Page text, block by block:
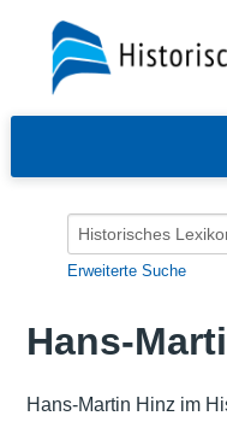
Erweiterte Suche
Hans-
Hans-Martin Hinz im